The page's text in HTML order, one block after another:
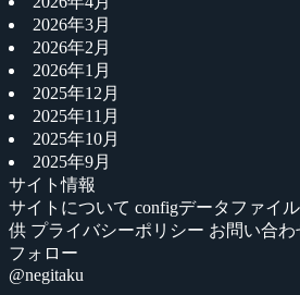
2026年3月
2026年2月
2026年1月
2025年12月
2025年11月
2025年10月
2025年9月
サイト情報
サイトについて configデータファイル
供 プライバシーポリシー お問い合わ
フォロー
@negitaku